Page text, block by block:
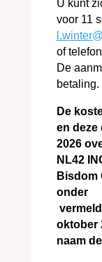
U kunt
voor 11
of
De
betaling.
De
en deze
2026
NL42
Bisdom
onder
oktober
naam